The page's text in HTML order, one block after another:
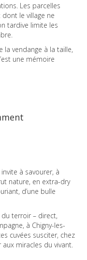
Les parcelles
le village ne
tardive limite les
la vendange à la taille,
une mémoire
à savourer, à
nature, en extra-dry
d’une bulle
terroir – direct,
à Chigny-les-
cuvées susciter, chez
miracles du vivant.